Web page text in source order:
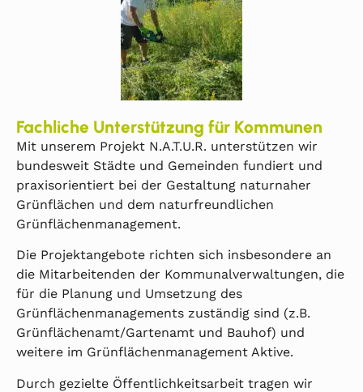
Fachliche Unterstützung für Kommunen
Mit unserem Projekt N.A.T.U.R. unterstützen wir
bundesweit Städte und Gemeinden fundiert und
praxisorientiert bei der Gestaltung naturnaher
Grünflächen und dem naturfreundlichen
Grünflächenmanagement.
Die Projektangebote richten sich insbesondere an
die Mitarbeitenden der Kommunalverwaltungen, die
für die Planung und Umsetzung des
Grünflächenmanagements zuständig sind (z.B.
Grünflächenamt/Gartenamt und Bauhof) und
weitere im Grünflächenmanagement Aktive.
Durch gezielte Öffentlichkeitsarbeit tragen wir